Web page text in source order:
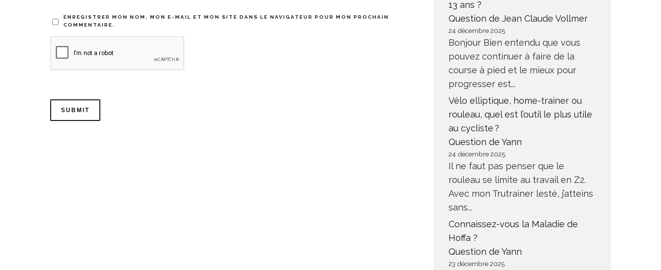
ENREGISTRER MON NOM, MON E-MAIL ET MON SITE DANS LE NAVIGATEUR POUR MON PROCHAIN
COMMENTAIRE.
13 ans ?
Question de Jean Claude Vollmer
24 décembre 2025
Bonjour Bien entendu que vous
pouvez continuer à faire de la
course à pied et le mieux pour
progresser est...
Vélo elliptique, home-trainer ou
rouleau, quel est l’outil le plus utile
au cycliste ?
Question de Yann
24 décembre 2025
Il ne faut pas penser que le
rouleau se limite au travail en Z2.
Avec mon Trutrainer lesté, j’atteins
sans...
Connaissez-vous la Maladie de
Hoffa ?
Question de Yann
23 décembre 2025